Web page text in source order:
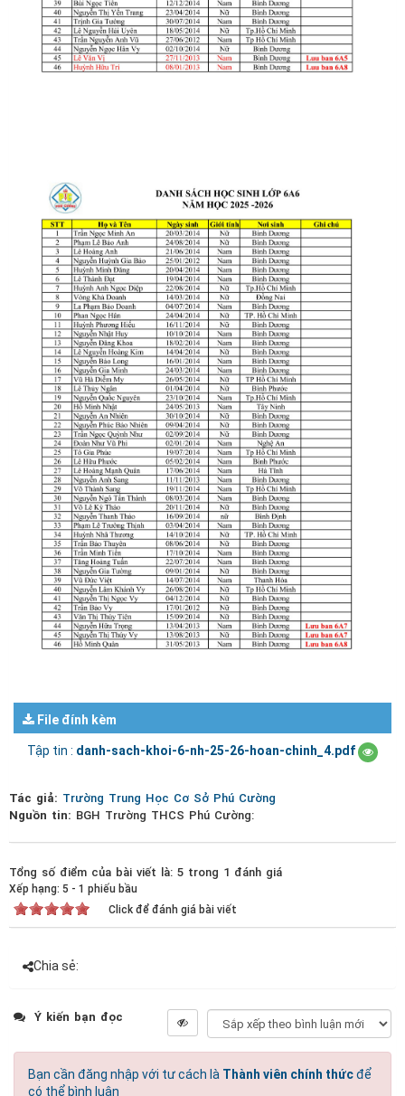
File đính kèm
Tập tin : danh-sach-khoi-6-nh-25-26-hoan-chinh_4.pdf
Tác giả: Trường Trung Học Cơ Sở Phú Cường
Nguồn tin: BGH Trường THCS Phú Cường:
Tổng số điểm của bài viết là: 5 trong 1 đánh giá
Xếp hạng: 5 - 1 phiếu bầu
Click để đánh giá bài viết
Chia sẻ:
Ý kiến bạn đọc
Bạn cần đăng nhập với tư cách là Thành viên chính thứcđể
có thể bình luận